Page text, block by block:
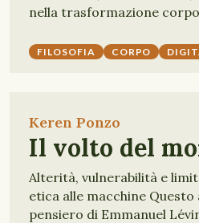
nella trasformazione
FILOSOFIA CORPO
Keren Ponzo
Il volto del
Alterità, vulnerabilità e
etica alle macchine
pensiero di Emmanuel